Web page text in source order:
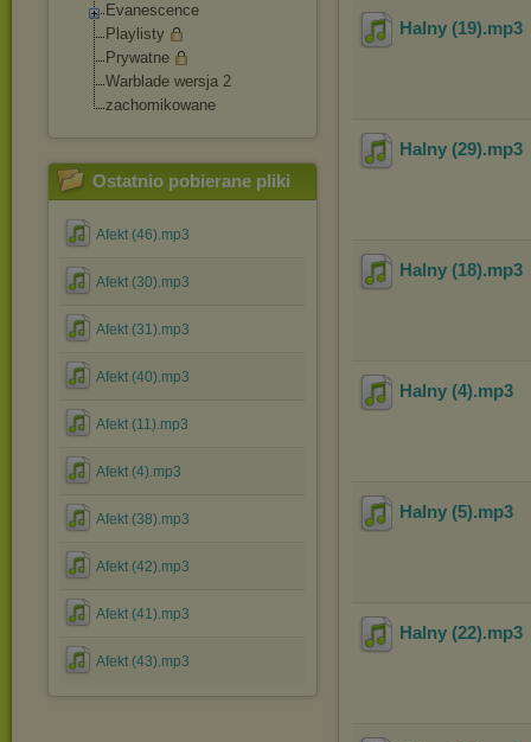
Evanescence
Playlisty
Prywatne
Warblade wersja 2
zachomikowane
Ostatnio pobierane pliki
Afekt (46).mp3
Afekt (30).mp3
Afekt (31).mp3
Afekt (40).mp3
Afekt (11).mp3
Afekt (4).mp3
Afekt (38).mp3
Afekt (42).mp3
Afekt (41).mp3
Afekt (43).mp3
Halny (19).mp3
Halny (29).mp3
Halny (18).mp3
Halny (4).mp3
Halny (5).mp3
Halny (22).mp3